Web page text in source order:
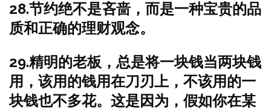
28.节约绝不是吝啬，而是一种宝贵的品
质和正确的理财观念。
29.精明的老板，总是将一块钱当两块钱
用，该用的钱用在刀刃上，不该用的一
块钱也不多花。这是因为，假如你在某